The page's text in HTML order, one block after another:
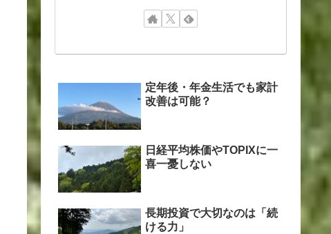
定年後・年金生活でも家計
改善は可能？
日経平均株価やTOPIXに一
喜一憂しない
長期投資で大切なのは「続
ける力」